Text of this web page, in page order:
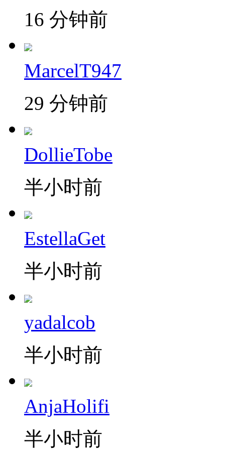
16 分钟前
MarcelT947
29 分钟前
DollieTobe
半小时前
EstellaGet
半小时前
yadalcob
半小时前
AnjaHolifi
半小时前